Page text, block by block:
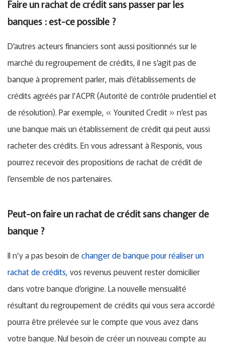
Faire un rachat de crédit sans passer par les
banques : est-ce possible ?
D’autres acteurs financiers sont aussi positionnés sur le
marché du regroupement de crédits, il ne s’agit pas de
banque à proprement parler, mais d’établissements de
crédits agréés par l’ACPR (Autorité de contrôle prudentiel et
de résolution). Par exemple, « Younited Credit » n’est pas
une banque mais un établissement de crédit qui peut aussi
racheter des crédits. En vous adressant à Responis, vous
pourrez recevoir des propositions de rachat de crédit de
l’ensemble de nos partenaires.
Peut-on faire un rachat de crédit sans changer de
banque ?
Il n’y a pas besoin de changer de banque pour réaliser un
rachat de crédits, vos revenus peuvent rester domicilier
dans votre banque d’origine. La nouvelle mensualité
résultant du regroupement de crédits qui vous sera accordé
pourra être prélevée sur le compte que vous avez dans
votre banque. Nul besoin de créer un nouveau compte au